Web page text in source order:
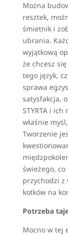
Można
resztek,
śmietnik i
ubrania.
wyjątkową
że chcesz
tego język,
sprawa
satysfakcja,
STYRTA i
właśnie
Tworzenie
świeżego, co
przychodzi z
kotków na
Potrzeba
Mocno w tej